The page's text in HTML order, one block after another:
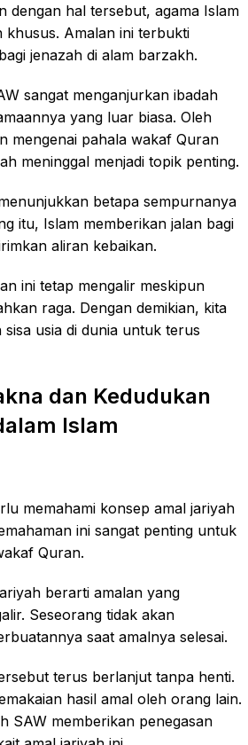
dengan hal tersebut, agama Islam
khusus. Amalan ini terbukti
jenazah di alam barzakh.
sangat menganjurkan ibadah
yang luar biasa. Oleh
mengenai pahala wakaf Quran
meninggal menjadi topik penting.
betapa sempurnanya
itu, Islam memberikan jalan bagi
aliran kebaikan.
ini tetap mengalir meskipun
raga. Dengan demikian, kita
usia di dunia untuk terus
dan Kedudukan
Islam
memahami konsep amal jariyah
ini sangat penting untuk
Quran.
berarti amalan yang
Seseorang tidak akan
saat amalnya selesai.
terus berlanjut tanpa henti.
hasil amal oleh orang lain.
SAW memberikan penegasan